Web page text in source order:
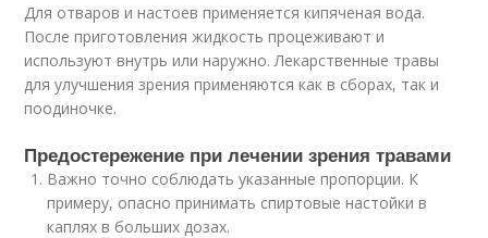
Для отваров и настоев применяется кипяченая вода.
После приготовления жидкость процеживают и
используют внутрь или наружно. Лекарственные травы
для улучшения зрения применяются как в сборах, так и
поодиночке.
Предостережение при лечении зрения травами
Важно точно соблюдать указанные пропорции. К
примеру, опасно принимать спиртовые настойки в
каплях в больших дозах.